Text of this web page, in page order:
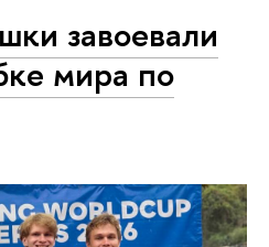
завоевали
мира по